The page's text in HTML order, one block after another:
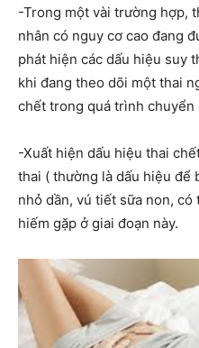
-Trong một vài trường hợp,
nhân có nguy cơ cao đang
phát hiện các dấu hiệu suy
khi đang theo dõi một thai
chết trong quá trình chuyển
-Xuất hiện dấu hiệu thai
thai ( thường là dấu hiệu để
nhỏ dần, vú tiết sữa non, có
hiếm gặp ở giai đoạn này.